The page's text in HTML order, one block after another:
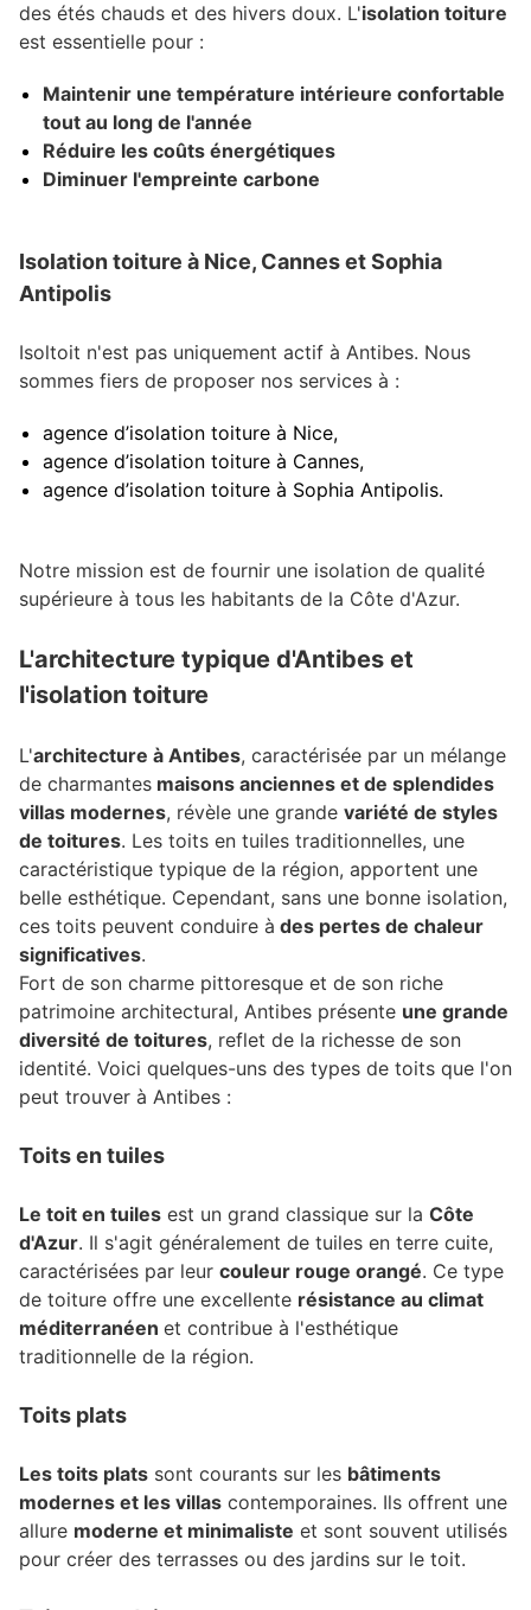
des étés chauds et des hivers doux. L'isolation toiture
est essentielle pour :
Maintenir une température intérieure confortable
tout au long de l'année
Réduire les coûts énergétiques
Diminuer l'empreinte carbone
Isolation toiture à Nice, Cannes et Sophia
Antipolis
Isoltoit n'est pas uniquement actif à Antibes. Nous
sommes fiers de proposer nos services à :
agence d’isolation toiture à Nice,
agence d’isolation toiture à Cannes,
agence d’isolation toiture à Sophia Antipolis.
Notre mission est de fournir une isolation de qualité
supérieure à tous les habitants de la Côte d'Azur.
L'architecture typique d'Antibes et
l'isolation toiture
L'architecture à Antibes, caractérisée par un mélange
de charmantes maisons anciennes et de splendides
villas modernes, révèle une grande variété de styles
de toitures. Les toits en tuiles traditionnelles, une
caractéristique typique de la région, apportent une
belle esthétique. Cependant, sans une bonne isolation,
ces toits peuvent conduire à des pertes de chaleur
significatives.
Fort de son charme pittoresque et de son riche
patrimoine architectural, Antibes présente une grande
diversité de toitures, reflet de la richesse de son
identité. Voici quelques-uns des types de toits que l'on
peut trouver à Antibes :
Toits en tuiles
Le toit en tuiles est un grand classique sur la Côte
d'Azur. Il s'agit généralement de tuiles en terre cuite,
caractérisées par leur couleur rouge orangé. Ce type
de toiture offre une excellente résistance au climat
méditerranéen et contribue à l'esthétique
traditionnelle de la région.
Toits plats
Les toits plats sont courants sur les bâtiments
modernes et les villas contemporaines. Ils offrent une
allure moderne et minimaliste et sont souvent utilisés
pour créer des terrasses ou des jardins sur le toit.